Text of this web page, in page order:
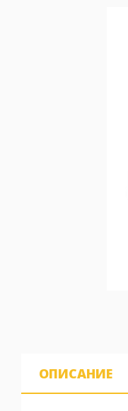
ОПИСАНИЕ